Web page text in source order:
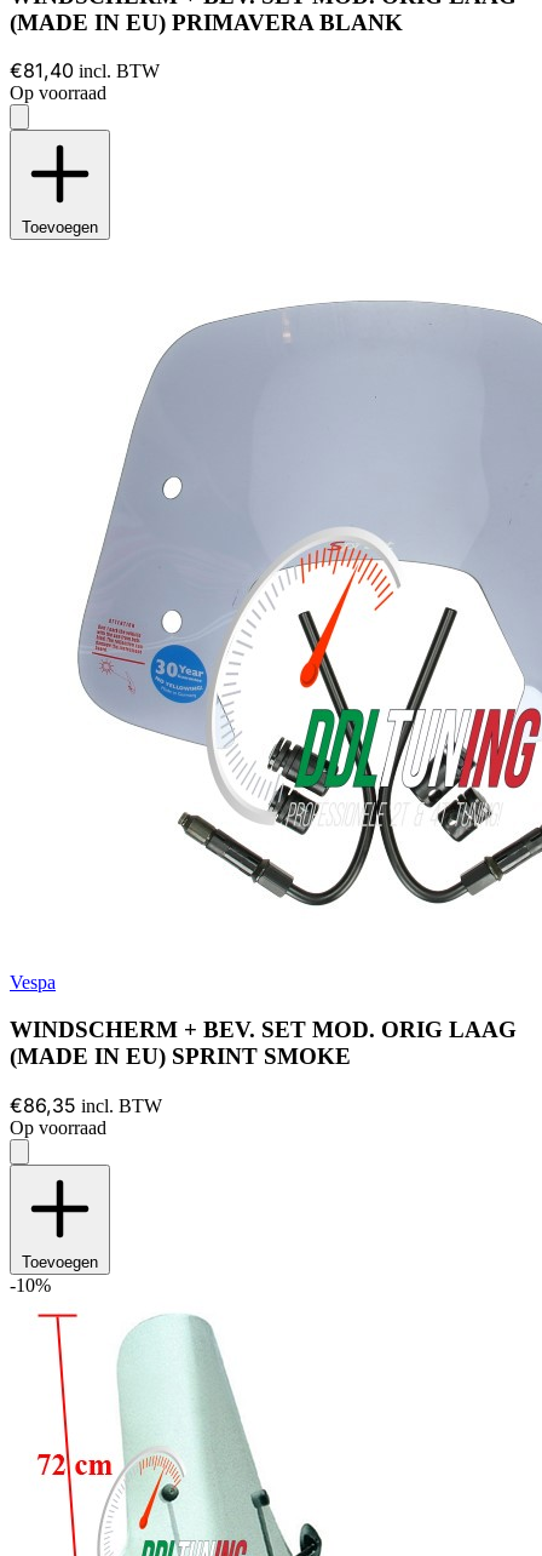
(MADE IN EU) PRIMAVERA BLANK
€81,40 incl. BTW
Op voorraad
Toevoegen
Vespa
WINDSCHERM + BEV. SET MOD. ORIG LAAG
(MADE IN EU) SPRINT SMOKE
€86,35 incl. BTW
Op voorraad
Toevoegen
-10%